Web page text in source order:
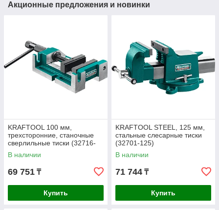
Акционные предложения и новинки
KRAFTOOL 100 мм,
трехсторонние, станочные
сверлильные тиски (32716-
100)
В наличии
69 751 ₸
Купить
KRAFTOOL STEEL, 125 мм,
стальные слесарные тиски
(32701-125)
В наличии
71 744 ₸
Купить